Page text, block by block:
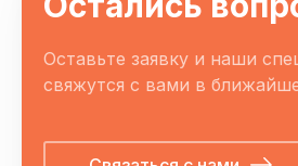
Оставьте заявку и наши
свяжутся с вами в